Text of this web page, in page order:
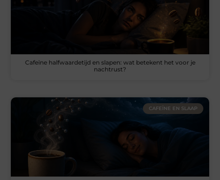
Cafeïne halfwaardetijd en slapen: wat betekent het voor je
nachtrust?
CAFEÏNE EN SLAAP